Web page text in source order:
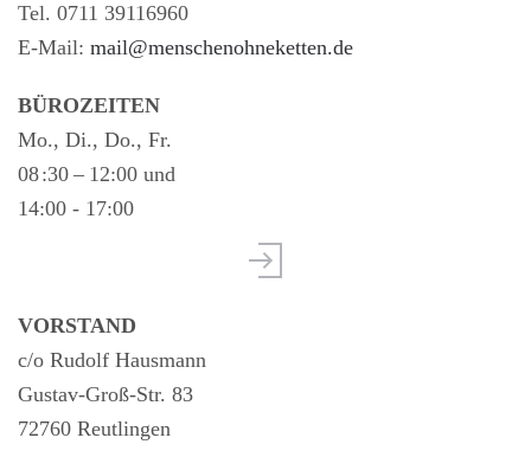
Tel. 0711 39116960
E-Mail: mail@menschenohneketten.de
BÜROZEITEN
Mo., Di., Do., Fr.
08 :30 – 12:00 und
14:00 - 17:00
VORSTAND
c/o Rudolf Hausmann
Gustav-Groß-Str. 83
72760 Reutlingen